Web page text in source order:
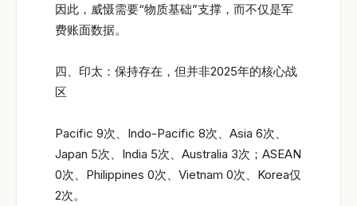
因此，威慑需要“物质基础”支撑，而不仅是军
费账面数据。
四、印太：保持存在，但并非2025年的核心战
区
Pacific 9次、Indo-Pacific 8次、Asia 6次、
Japan 5次、India 5次、Australia 3次；ASEAN
0次、Philippines 0次、Vietnam 0次、Korea仅
2次。